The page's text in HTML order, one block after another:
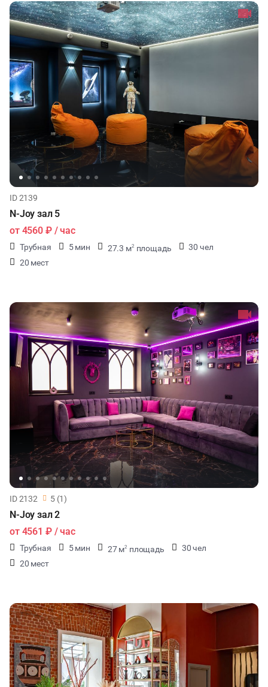
ХАКАТОНЫ
ДЕГУСТАЦИИ
ЧАЕПИТИЕ
ТИМБИЛДИНГ
ID 2139
N-Joy зал 5
от 4560 ₽/ час
Трубная 5 мин 27.3 м2 площадь
30 чел
20 мест
ID 2132 5 (1)
N-Joy зал 2
от 4561 ₽/ час
Трубная 5 мин 27 м2 площадь
30 чел
20 мест